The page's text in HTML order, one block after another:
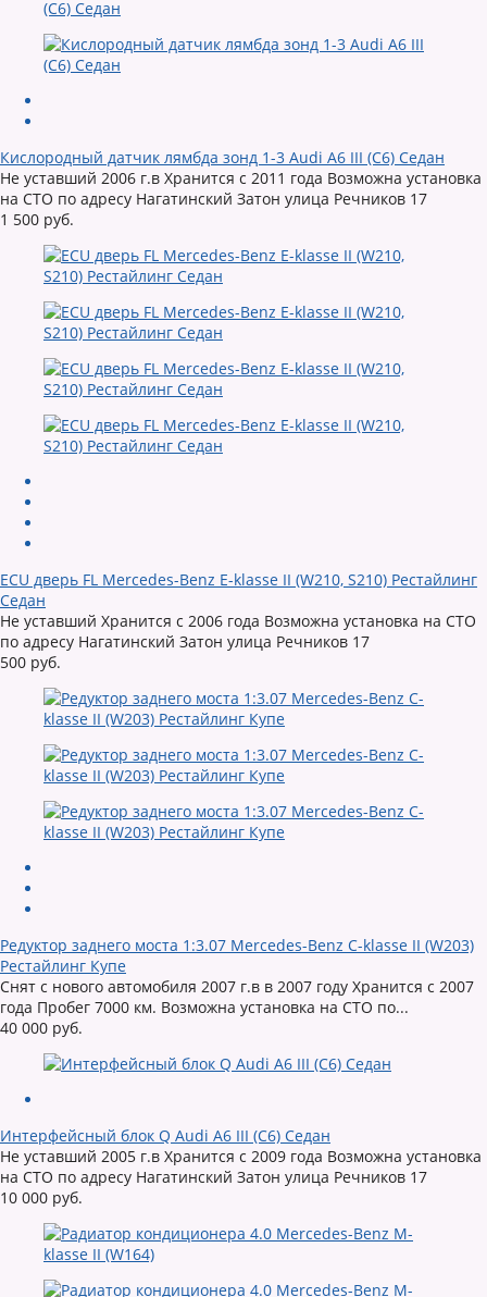
Кислородный датчик лямбда зонд 1-3 Audi A6 III (C6) Седан
Не уставший 2006 г.в Хранится с 2011 года Возможна установка
на СТО по адресу Нагатинский Затон улица Речников 17
1 500 руб.
ECU дверь FL Mercedes-Benz E-klasse II (W210, S210) Рестайлинг
Седан
Не уставший Хранится с 2006 года Возможна установка на СТО
по адресу Нагатинский Затон улица Речников 17
500 руб.
Редуктор заднего моста 1:3.07 Mercedes-Benz C-klasse II (W203)
Рестайлинг Купе
Снят с нового автомобиля 2007 г.в в 2007 году Хранится с 2007
года Пробег 7000 км. Возможна установка на СТО по...
40 000 руб.
Интерфейсный блок Q Audi A6 III (C6) Седан
Не уставший 2005 г.в Хранится с 2009 года Возможна установка
на СТО по адресу Нагатинский Затон улица Речников 17
10 000 руб.